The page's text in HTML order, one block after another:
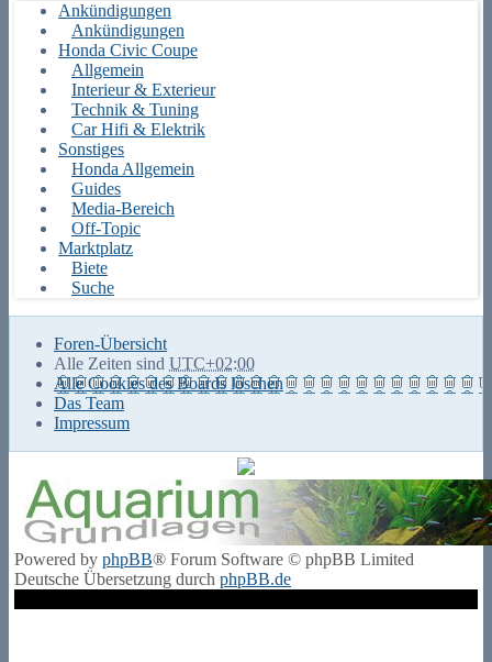
Ankündigungen
Ankündigungen
Honda Civic Coupe
Allgemein
Interieur & Exterieur
Technik & Tuning
Car Hifi & Elektrik
Sonstiges
Honda Allgemein
Guides
Media-Bereich
Off-Topic
Marktplatz
Biete
Suche
Foren-Übersicht
Alle Zeiten sind UTC+02:00
Alle Cookies des Boards löschen
Das Team
Impressum
Powered by phpBB® Forum Software © phpBB Limited
Deutsche Übersetzung durch phpBB.de